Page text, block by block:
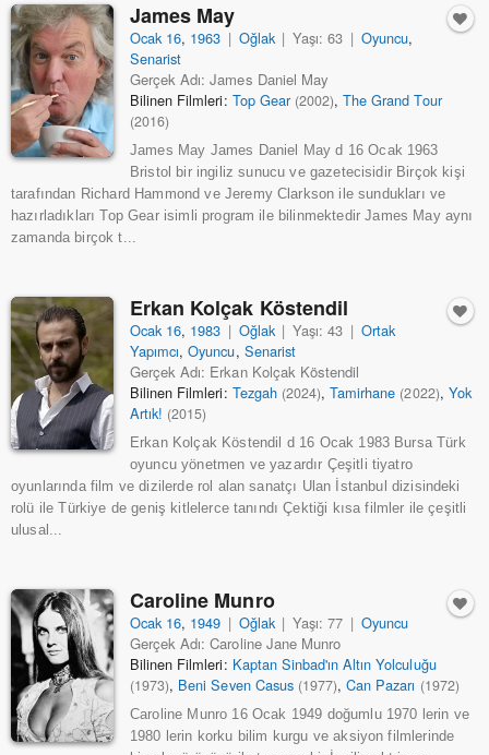
James May
Ocak 16, 1963 | Oğlak | Yaşı: 63 | Oyuncu,
Senarist
Gerçek Adı: James Daniel May
Bilinen Filmleri: Top Gear (2002),The Grand Tour
(2016)
James May James Daniel May d 16 Ocak 1963
Bristol bir ingiliz sunucu ve gazetecisidir Birçok kişi
tarafından Richard Hammond ve Jeremy Clarkson ile sundukları ve
hazırladıkları Top Gear isimli program ile bilinmektedir James May aynı
zamanda birçok t...
Erkan Kolçak Köstendil
Ocak 16, 1983 | Oğlak | Yaşı: 43 | Ortak
Yapımcı,Oyuncu, Senarist
Gerçek Adı: Erkan Kolçak Köstendil
Bilinen Filmleri: Tezgah (2024),Tamirhane (2022), Yok
Artık! (2015)
Erkan Kolçak Köstendil d 16 Ocak 1983 Bursa Türk
oyuncu yönetmen ve yazardır Çeşitli tiyatro
oyunlarında film ve dizilerde rol alan sanatçı Ulan İstanbul dizisindeki
rolü ile Türkiye de geniş kitlelerce tanındı Çektiği kısa filmler ile çeşitli
ulusal...
Caroline Munro
Ocak 16, 1949 | Oğlak | Yaşı: 77 | Oyuncu
Gerçek Adı: Caroline Jane Munro
Bilinen Filmleri: Kaptan Sinbad'ın Altın Yolculuğu
(1973), Beni Seven Casus (1977),Can Pazarı (1972)
Caroline Munro 16 Ocak 1949 doğumlu 1970 lerin ve
1980 lerin korku bilim kurgu ve aksiyon filmlerinde